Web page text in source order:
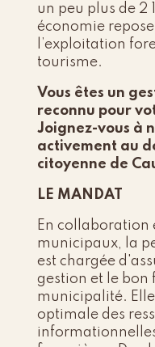
un peu plus de 2
économie
l’exploitation
tourisme.
Vous êtes un
reconnu pour
Joignez-vous à
activement au
citoyenne de
LE MANDAT
En collaboration
municipaux, la
est chargée
gestion et le bon
municipalité.
optimale des